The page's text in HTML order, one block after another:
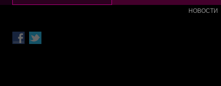
НОВОСТИ